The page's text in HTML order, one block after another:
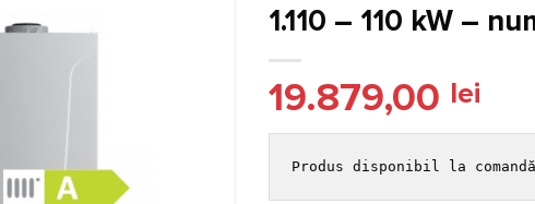
1.110 – 110 kW –
19.879,00 lei
Produs disponibil la